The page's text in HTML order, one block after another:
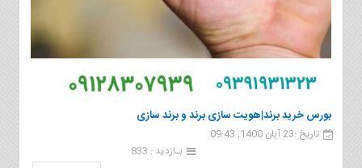
بورس خرید برند|هویت سازی برند و برند سازی
تاریخ :23 آبان 1400, 09:43
بـازدید : 833